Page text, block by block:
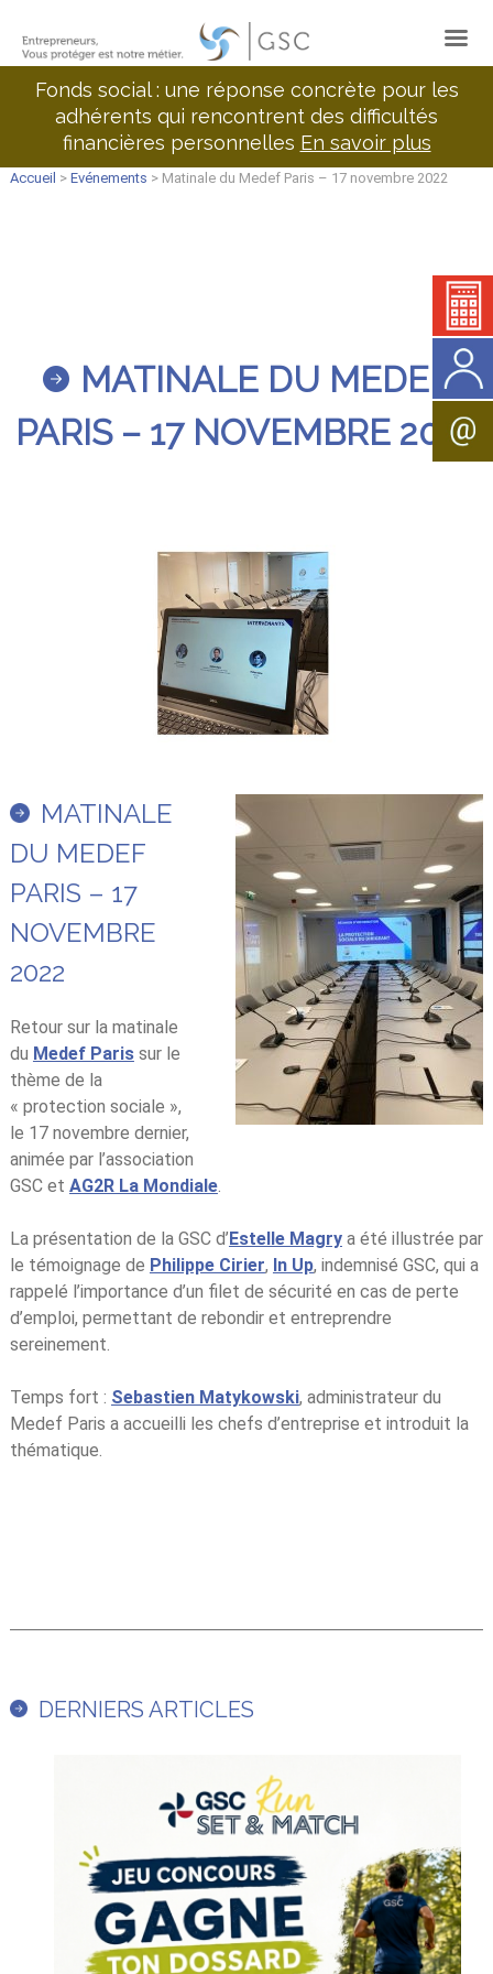
Fonds social : une réponse concrète pour les
adhérents qui rencontrent des difficultés
financières personnelles En savoir plus
Accueil > Evénements > Matinale du Medef Paris – 17 novembre 2022
MATINALE DU MEDEF
PARIS – 17 NOVEMBRE 2022
MATINALE
DU MEDEF
PARIS – 17
NOVEMBRE
2022
Retour sur la matinale
du Medef Parissur le
thème de la
« protection sociale »,
le 17 novembre dernier,
animée par l’association
GSC et AG2R La Mondiale.
La présentation de la GSC d’ Estelle Magrya été illustrée par
le témoignage de Philippe Cirier, In Up, indemnisé GSC, qui a
rappelé l’importance d’un filet de sécurité en cas de perte
d’emploi, permettant de rebondir et entreprendre
sereinement.
Temps fort : Sebastien Matykowski, administrateur du
Medef Paris a accueilli les chefs d’entreprise et introduit la
thématique.
DERNIERS ARTICLES